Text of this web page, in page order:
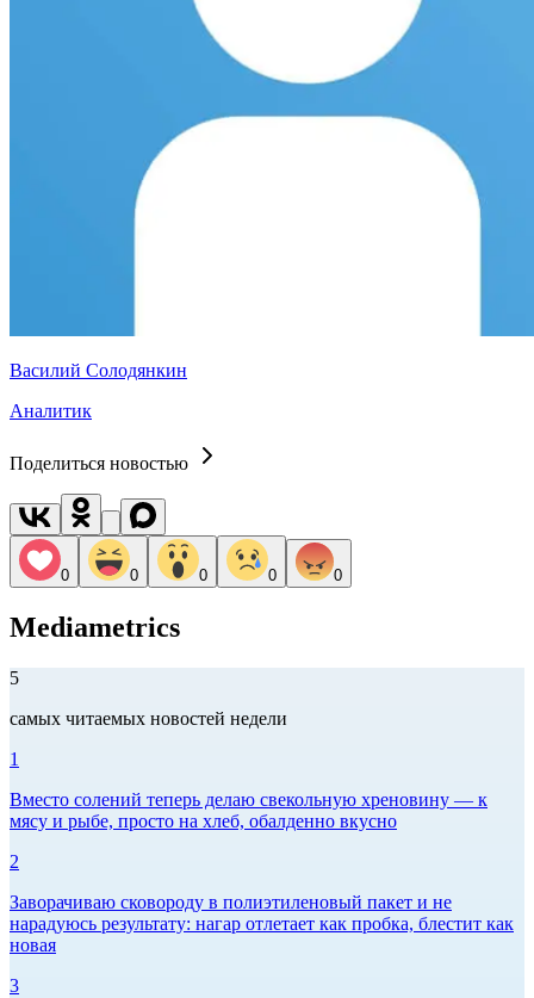
Василий Солодянкин
Аналитик
Поделиться новостью
0 0 0 0 0
Mediametrics
5
самых читаемых новостей недели
1
Вместо солений теперь делаю свекольную хреновину — к
мясу и рыбе, просто на хлеб, обалденно вкусно
2
Заворачиваю сковороду в полиэтиленовый пакет и не
нарадуюсь результату: нагар отлетает как пробка, блестит как
новая
3